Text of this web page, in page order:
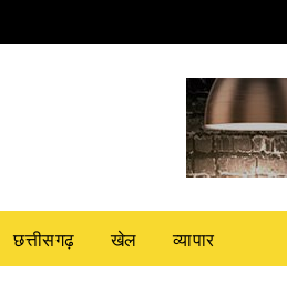
छत्तीसगढ़ खेल व्यापार